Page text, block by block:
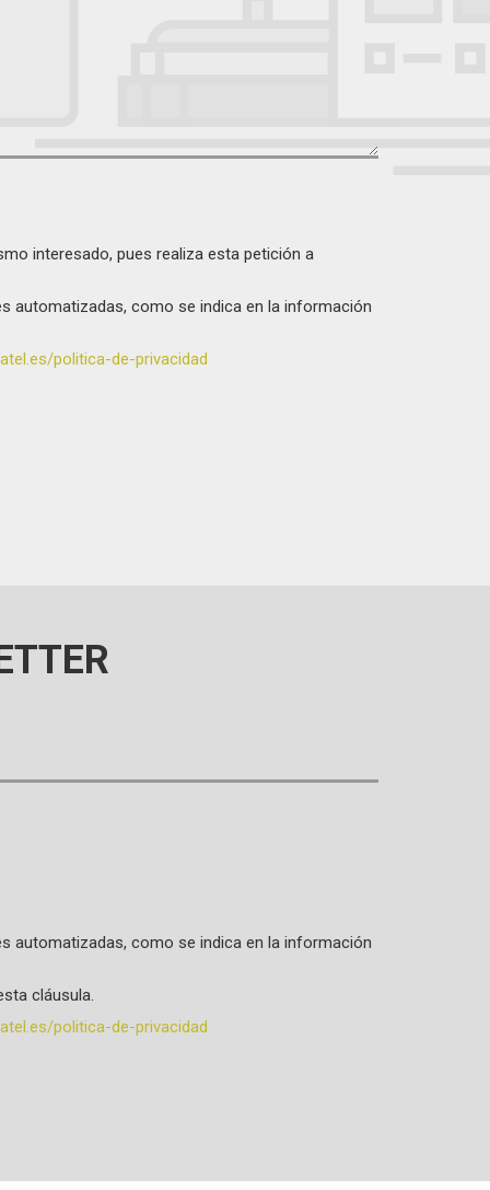
interesado, pues realiza esta petición a
automatizadas, como se indica en la información
politica-de-privacidad
automatizadas, como se indica en la información
cláusula.
politica-de-privacidad